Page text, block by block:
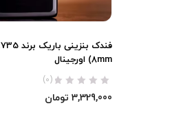
8mm) اورجینال
(0)
3,329,000 تومان